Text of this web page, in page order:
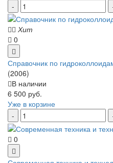
Хит
0
Справочник по
(2006)
В наличии
6 500 руб.
Уже в корзине
0